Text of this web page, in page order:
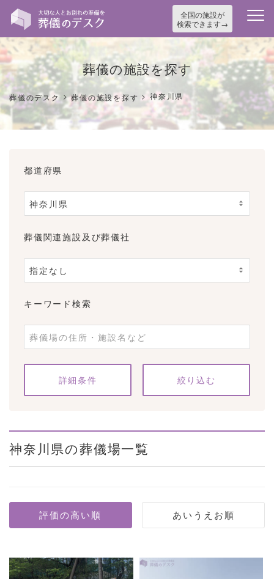
全国の施設が
検索できます
葬儀の施設を探す
葬儀のデスク >葬儀の施設を探す >神奈川県
都道府県
葬儀関連施設及び葬儀社
キーワード検索
条件をクリア
詳細条件
神奈川県の葬儀場一覧